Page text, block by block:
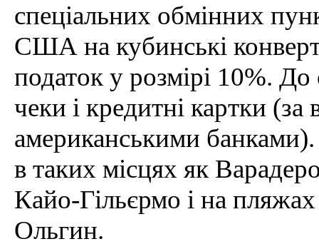
спеціальних обмінних
США на кубинські
податок у розмірі 10%.
чеки і кредитні картки
американськими
в таких місцях як
Кайо-Гільєрмо і на
Ольгин.